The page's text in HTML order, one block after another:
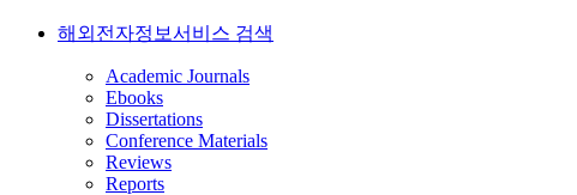
해외전자정보서비스 검색
Academic Journals
Ebooks
Dissertations
Conference Materials
Reviews
Reports